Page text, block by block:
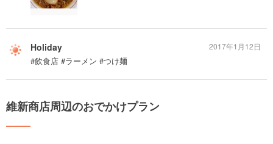
Holiday
#飲食店 #ラーメン #つけ麺
2017年1月12日
維新商店周辺のおでかけプラン